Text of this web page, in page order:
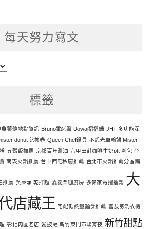
每天努力寫文
標籤
魚薯條地點資訊 Bruno電烤盤 Dowai摺摺鍋 JHT 多功能深
donut 兌換卷 Queen Chef鍋具 不貳光車輪餅 Mister
五穀飯推薦 京都百年醬油 六甲田莊咖啡牛奶ptt 刈包 台
南崁火鍋推薦 台中西屯私廚推薦 台北市火鍋推薦分區懶
推薦 吳秉承 乾拌麵 嘉義樂咖廚房 多偉家電摺摺鍋 大
店藏王 宅配低熱量麵食推薦 富及第洗衣機
彰化肉圓老店 愛披薩 新竹東門市場宵夜 新竹甜點